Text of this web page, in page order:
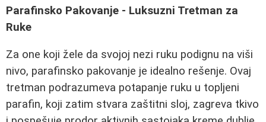
Parafinsko Pakovanje - Luksuzni Tretman za
Ruke
Za one koji žele da svojoj nezi ruku podignu na viši
nivo, parafinsko pakovanje je idealno rešenje. Ovaj
tretman podrazumeva potapanje ruku u topljeni
parafin, koji zatim stvara zaštitni sloj, zagreva tkivo